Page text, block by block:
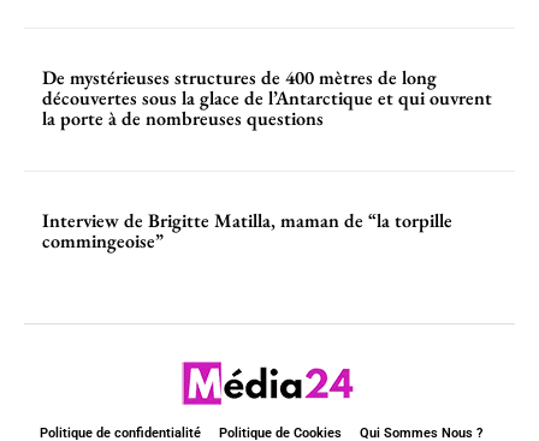
De mystérieuses structures de 400 mètres de long
découvertes sous la glace de l’Antarctique et qui ouvrent
la porte à de nombreuses questions
Interview de Brigitte Matilla, maman de “la torpille
commingeoise”
Politique de confidentialité Politique de Cookies
Qui Sommes Nous ?